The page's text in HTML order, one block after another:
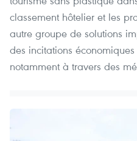
classement hôtelier et les
autre groupe de solutions
des incitations
notamment à travers des